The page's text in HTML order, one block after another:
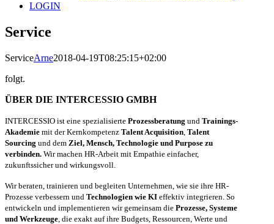
LOGIN
Service
ServiceArne2018-04-19T08:25:15+02:00
folgt.
ÜBER DIE INTERCESSIO GMBH
INTERCESSIO ist eine spezialisierte Prozessberatung und Trainings-
Akademie mit der Kernkompetenz Talent Acquisition Talent
Sourcing und dem Ziel, Mensch, Technologie und Purpose zu
verbinden. Wir machen HR-Arbeit mit Empathie einfacher,
zukunftssicher und wirkungsvoll.
Wir beraten, trainieren und begleiten Unternehmen, wie sie ihre HR-
Prozesse verbessern und Technologien wie KI effektiv integrieren. So
entwickeln und implementieren wir gemeinsam die Prozesse, Systeme
und Werkzeuge , die exakt auf ihre Budgets, Ressourcen, Werte und